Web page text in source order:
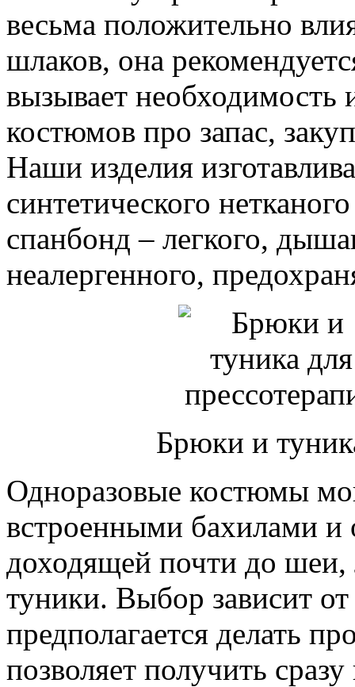
весьма положительно
шлаков, она
вызывает необходимость
костюмов про запас,
Наши изделия
синтетического
спанбонд – легкого,
неалергенного,
Брюки и
Одноразовые костюмы
встроенными бахилами и
доходящей почти до
туники. Выбор зависит от
предполагается делать
позволяет получить